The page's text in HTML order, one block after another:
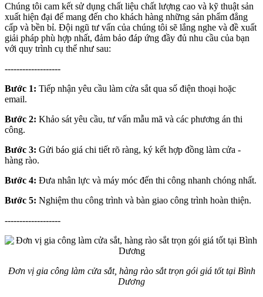
Chúng tôi cam kết sử dụng chất liệu chất lượng cao và kỹ thuật sản
xuất hiện đại để mang đến cho khách hàng những sản phẩm đẳng
cấp và bền bỉ. Đội ngũ tư vấn của chúng tôi sẽ lắng nghe và đề xuất
giải pháp phù hợp nhất, đảm bảo đáp ứng đầy đủ nhu cầu của bạn
với quy trình cụ thể như sau:
-------------------
Bước 1: Tiếp nhận yêu cầu làm cửa sắt qua số điện thoại hoặc
email.
Bước 2: Khảo sát yêu cầu, tư vấn mẫu mã và các phương án thi
công.
Bước 3: Gửi báo giá chi tiết rõ ràng, ký kết hợp đồng làm cửa -
hàng rào.
Bước 4: Đưa nhân lực và máy móc đến thi công nhanh chóng nhất.
Bước 5: Nghiệm thu công trình và bàn giao công trình hoàn thiện.
-------------------
Đơn vị gia công làm cửa sắt, hàng rào sắt trọn gói giá tốt tại Bình
Dương